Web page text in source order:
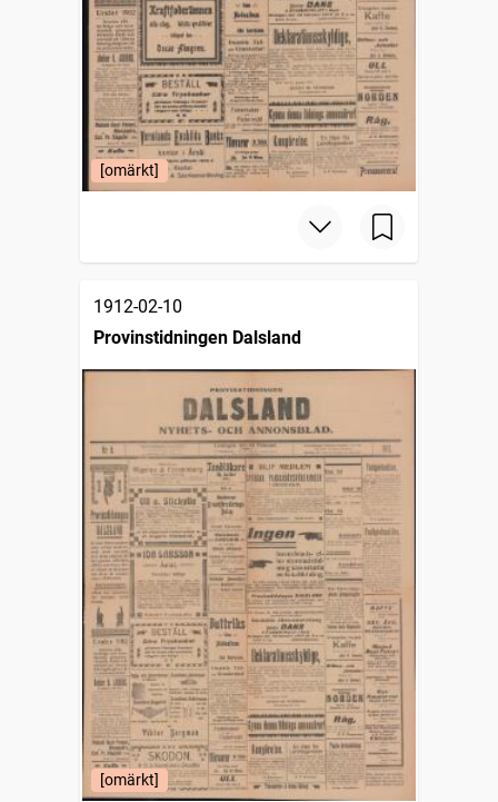
[omärkt]
1912-02-10
Provinstidningen Dalsland
[omärkt]